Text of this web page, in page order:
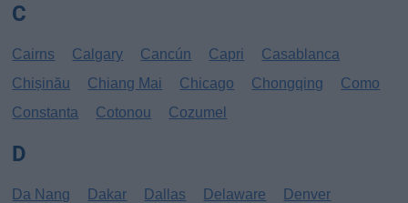
C
Cairns Calgary Cancún Capri
Casablanca
Chișinău
Chiang Mai Chicago Chongqing
Como
Constanta
Cotonou Cozumel
D
Da Nang Dakar Dallas Delaware
Denver